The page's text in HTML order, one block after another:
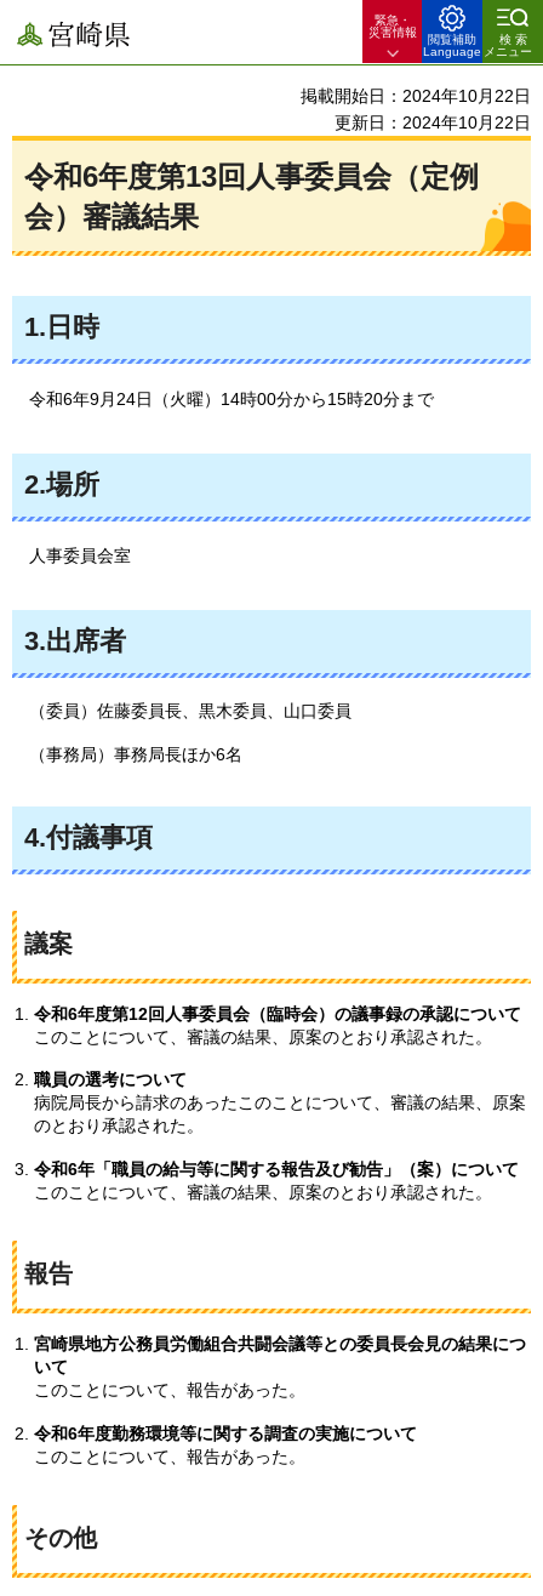
宮崎県
緊急・
災害情報
閲覧補助
Language
検索
メニュー
掲載開始日：2024年10月22日
更新日：2024年10月22日
令和6年度第13回人事委員会（定例
会）審議結果
1.日時
令和6年9月24日（火曜）14時00分から15時20分まで
2.場所
人事委員会室
3.出席者
（委員）佐藤委員長、黒木委員、山口委員
（事務局）事務局長ほか6名
4.付議事項
議案
令和6年度第12回人事委員会（臨時会）の議事録の承認について
このことについて、審議の結果、原案のとおり承認された。
職員の選考について
病院局長から請求のあったこのことについて、審議の結果、原案
のとおり承認された。
令和6年「職員の給与等に関する報告及び勧告」（案）について
このことについて、審議の結果、原案のとおり承認された。
報告
宮崎県地方公務員労働組合共闘会議等との委員長会見の結果につ
いて
このことについて、報告があった。
令和6年度勤務環境等に関する調査の実施について
このことについて、報告があった。
その他